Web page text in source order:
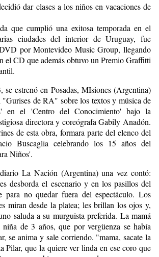
dar clases a los niños en vacaciones de
que cumplió una exitosa temporada en el
ciudades del interior de Uruguay, fue
por Montevideo Music Group, llegando
el CD que además obtuvo un Premio Graffitti
se estrenó en Posadas, MIsiones (Argentina)
"Gurises de RA" sobre los textos y música de
en el 'Centro del Conocimiento' bajo la
directora y coreógrafa Gabily Anadón.
de esta obra, formara parte del elenco del
Buscaglia celebrando los 15 años del
Niños'.
La Nación (Argentina) una vez contó:
desborda el escenario y en los pasillos del
para no quedar fuera del espectáculo. Los
miran desde la platea; les brillan los ojos y,
saluda a su murguista preferida. La mamá
de 3 años, que por vergüenza se había
se anima y sale corriendo. "mama, sacate la
Pilar, que la quiere ver linda en ese coro que